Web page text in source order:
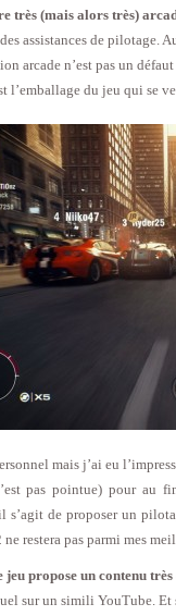
très (mais alors très)
assistances de pilotage.
arcade n’est pas un
l’emballage du jeu qui se
mais j’ai eu
pas pointue) pour au
s’agit de proposer un
restera pas parmi mes
jeu propose un contenu
sur un simili YouTube. Et